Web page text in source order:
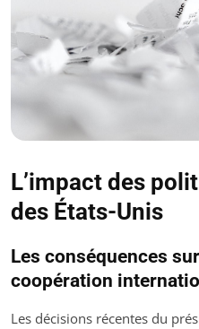
L’impact des
des États-Unis
Les conséquences
coopération
Les décisions récentes du